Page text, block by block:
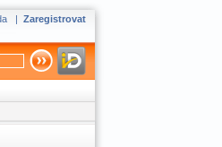
| Zaregistrovat